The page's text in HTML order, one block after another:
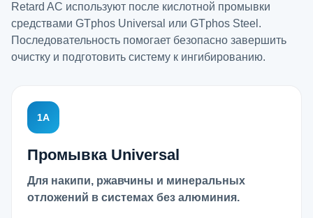
Retard AC используют после кислотной промывки
средствами GTphos Universal или GTphos Steel.
Последовательность помогает безопасно завершить
очистку и подготовить систему к ингибированию.
1А
Промывка Universal
Для накипи, ржавчины и минеральных
отложений в системах без алюминия.